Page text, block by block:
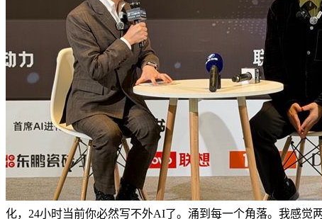
化，24小时当前你必然写不外AI了。涌到每一个角落。我感觉